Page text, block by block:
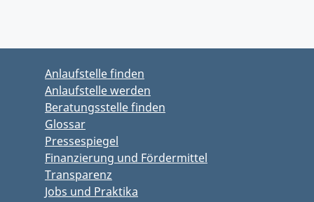
Anlaufstelle finden
Anlaufstelle werden
Beratungsstelle finden
Glossar
Pressespiegel
Finanzierung und Fördermittel
Transparenz
Jobs und Praktika